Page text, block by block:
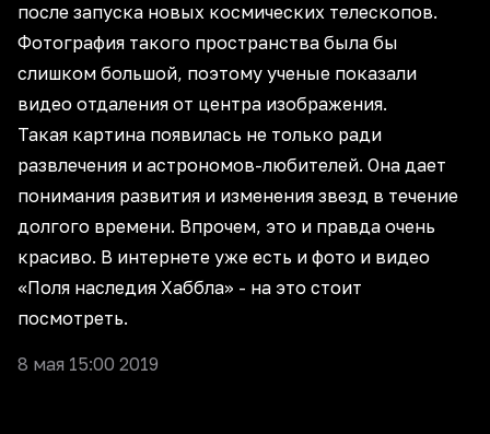
после запуска новых космических телескопов.
Фотография такого пространства была бы
слишком большой, поэтому ученые показали
видео отдаления от центра изображения.
Такая картина появилась не только ради
развлечения и астрономов-любителей. Она дает
понимания развития и изменения звезд в течение
долгого времени. Впрочем, это и правда очень
красиво. В интернете уже есть и фото и видео
«Поля наследия Хаббла» - на это стоит
посмотреть.
8 мая 15:00 2019